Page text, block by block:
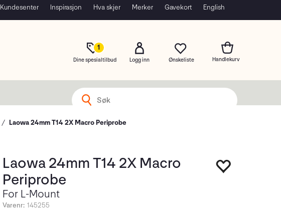
Kundesenter Inspirasjon Hva skjer Merker Gavekort English
1
Dine spesialtilbud Logg inn
Laowa 24mm T14 2X Macro Periprobe
Laowa 24mm T14 2X Macro
Periprobe
For L-Mount
Varenr: 145255